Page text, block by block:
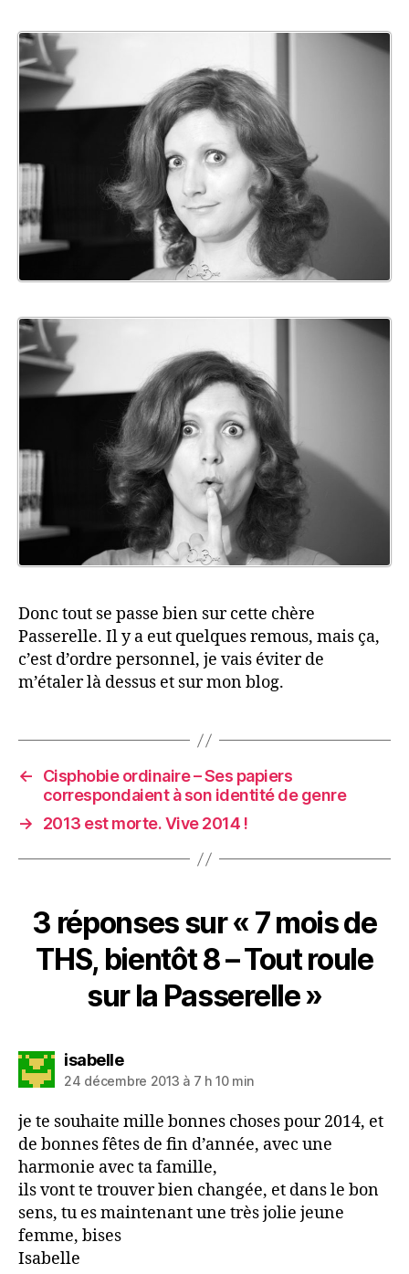
Donc tout se passe bien sur cette chère
Passerelle. Il y a eut quelques remous, mais ça,
c’est d’ordre personnel, je vais éviter de
m’étaler là dessus et sur mon blog.
←
Cisphobie ordinaire – Ses papiers
correspondaient à son identité de genre
→
2013 est morte. Vive 2014 !
3 réponses sur « 7 mois de
THS, bientôt 8 – Tout roule
sur la Passerelle »
isabelledit :
24 décembre 2013 à 7 h 10 min
je te souhaite mille bonnes choses pour 2014, et
de bonnes fêtes de fin d’année, avec une
harmonie avec ta famille,
ils vont te trouver bien changée, et dans le bon
sens, tu es maintenant une très jolie jeune
femme, bises
Isabelle